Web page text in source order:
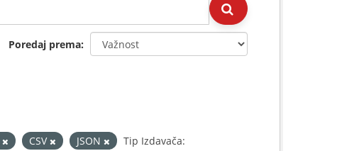
Poredaj prema
CSV JSON
Tip Izdavača: